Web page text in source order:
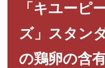
「キユー
ズ」スタン
の鶏卵の含